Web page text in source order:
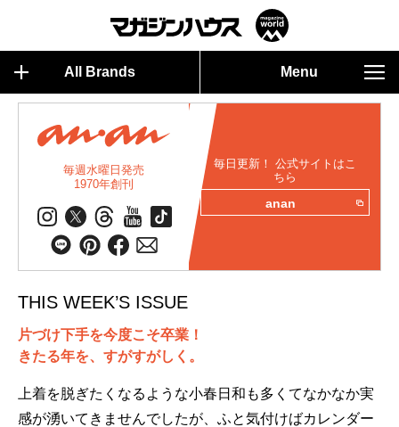
All Brands Menu
毎週水曜日発売
1970年創刊
毎日更新！ 公式サイトはこ
ちら
anan
THIS WEEK’S ISSUE
片づけ下手を今度こそ卒業！
きたる年を、すがすがしく。
上着を脱ぎたくなるような小春日和も多くてなかなか実
感が湧いてきませんでしたが、ふと気付けばカレンダー